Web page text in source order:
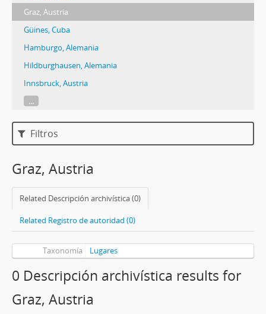
Graz, Austria
Güines, Cuba
Hamburgo, Alemania
Hildburghausen, Alemania
Innsbruck, Austria
...
Filtros
Graz, Austria
Related Descripción archivística (0)
Related Registro de autoridad (0)
Taxonomía Lugares
0 Descripción archivística results for
Graz, Austria